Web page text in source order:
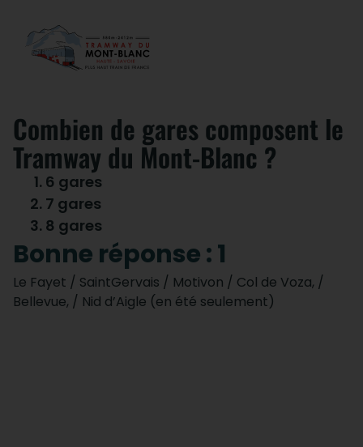
Combien de gares composent le
Tramway du Mont-Blanc ?
6 gares
7 gares
8 gares
Bonne réponse : 1
Le Fayet / SaintGervais / Motivon / Col de Voza, /
Bellevue, / Nid d’Aigle (en été seulement)